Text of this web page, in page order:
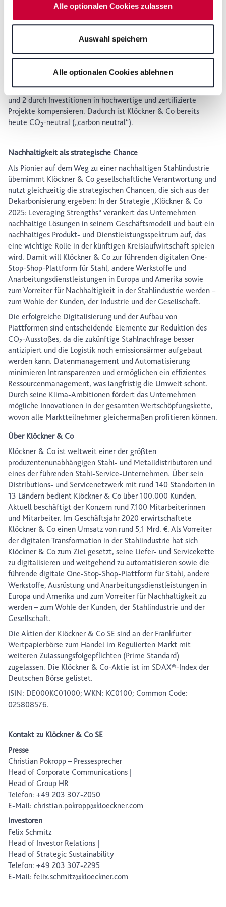
Daten, den Speicherdauern und den Datenempfängern,
können Sie durch Anklicken von "Details zeigen" oder
Ende der Webseite verlinkt ist, wählen und finden. Je
nach den von Ihnen gewählten Einstellungen oder wenn
Sie die Schaltfläche "Alle optionalen Cookies ablehnen"
wählen, stehen Ihnen möglicherweise einige Funktionen
Einwilligung jederzeit mit Wirkung für die Zukunft in
unserer Datenschutzerklärung oder durch Anklicken des
Datenschutz-Symbols am Ende der Seite widerrufen.
Alle optionalen Cookies zulassen
Auswahl speichern
Alle optionalen Cookies ablehnen
Dienstleistungsspektrum deutlich.
Klöckner & Co wird somit die Emissionen über die komplette
die Reduktion dieser Emissionen. Doch nicht alle Emissionen
lassen sich schon heute komplett eliminieren. Zusätzlich zu den
Scopes erstrecken, wird das Unternehmen schon ab diesem
Jahr die derzeit noch unvermeidbaren Emissionen in Scope 1
und 2 durch Investitionen in hochwertige und zertifizierte
Projekte kompensieren. Dadurch ist Klöckner & Co bereits
heute CO2-neutral („carbon neutral“).
Nachhaltigkeit als strategische Chance
Als Pionier auf dem Weg zu einer nachhaltigen Stahlindustrie
übernimmt Klöckner & Co gesellschaftliche Verantwortung und
nutzt gleichzeitig die strategischen Chancen, die sich aus der
Dekarbonisierung ergeben: In der Strategie „Klöckner & Co
2025: Leveraging Strengths“ verankert das Unternehmen
nachhaltige Lösungen in seinem Geschäftsmodell und baut ein
nachhaltiges Produkt- und Dienstleistungsspektrum auf, das
eine wichtige Rolle in der künftigen Kreislaufwirtschaft spielen
wird. Damit will Klöckner & Co zur führenden digitalen One-
Stop-Shop-Plattform für Stahl, andere Werkstoffe und
Anarbeitungsdienstleistungen in Europa und Amerika sowie
zum Vorreiter für Nachhaltigkeit in der Stahlindustrie werden –
zum Wohle der Kunden, der Industrie und der Gesellschaft.
Die erfolgreiche Digitalisierung und der Aufbau von
Plattformen sind entscheidende Elemente zur Reduktion des
CO2-Ausstoßes, da die zukünftige Stahlnachfrage besser
antizipiert und die Logistik noch emissionsärmer aufgebaut
werden kann. Datenmanagement und Automatisierung
minimieren Intransparenzen und ermöglichen ein effizientes
Ressourcenmanagement, was langfristig die Umwelt schont.
Durch seine Klima-Ambitionen fördert das Unternehmen
mögliche Innovationen in der gesamten Wertschöpfungskette,
wovon alle Marktteilnehmer gleichermaßen profitieren können.
Über Klöckner & Co
Klöckner & Co ist weltweit einer der größten
produzentenunabhängigen Stahl- und Metalldistributoren und
eines der führenden Stahl-Service-Unternehmen. Über sein
Distributions- und Servicenetzwerk mit rund 140 Standorten in
13 Ländern bedient Klöckner & Co über 100.000 Kunden.
Aktuell beschäftigt der Konzern rund 7.100 Mitarbeiterinnen
und Mitarbeiter. Im Geschäftsjahr 2020 erwirtschaftete
Klöckner & Co einen Umsatz von rund 5,1 Mrd. €. Als Vorreiter
der digitalen Transformation in der Stahlindustrie hat sich
Klöckner & Co zum Ziel gesetzt, seine Liefer- und Servicekette
zu digitalisieren und weitgehend zu automatisieren sowie die
führende digitale One-Stop-Shop-Plattform für Stahl, andere
Werkstoffe, Ausrüstung und Anarbeitungsdienstleistungen in
Europa und Amerika und zum Vorreiter für Nachhaltigkeit zu
werden – zum Wohle der Kunden, der Stahlindustrie und der
Gesellschaft.
Die Aktien der Klöckner & Co SE sind an der Frankfurter
Wertpapierbörse zum Handel im Regulierten Markt mit
weiteren Zulassungsfolgepflichten (Prime Standard)
zugelassen. Die Klöckner & Co-Aktie ist im SDAX®-Index der
Deutschen Börse gelistet.
ISIN: DE000KC01000; WKN: KC0100; Common Code:
025808576.
Kontakt zu Klöckner & Co SE
Presse
Christian Pokropp – Pressesprecher
Head of Corporate Communications |
Head of Group HR
Telefon: +49 203 307-2050
E-Mail: christian.pokropp@kloeckner.com
Investoren
Felix Schmitz
Head of Investor Relations |
Head of Strategic Sustainability
Telefon: +49 203 307-2295
E-Mail: felix.schmitz@kloeckner.com